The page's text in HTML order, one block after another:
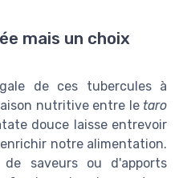
mais un choix
de ces tubercules à
nutritive entre le taro
douce laisse entrevoir
notre alimentation.
saveurs ou d'apports